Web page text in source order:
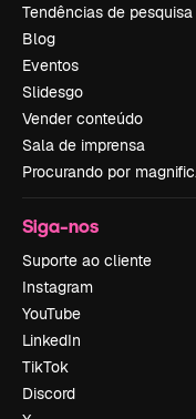
Tendências de pesquisa
Blog
Eventos
Slidesgo
Vender conteúdo
Sala de imprensa
Procurando por
Siga-nos
Suporte ao cliente
Instagram
YouTube
LinkedIn
TikTok
Discord